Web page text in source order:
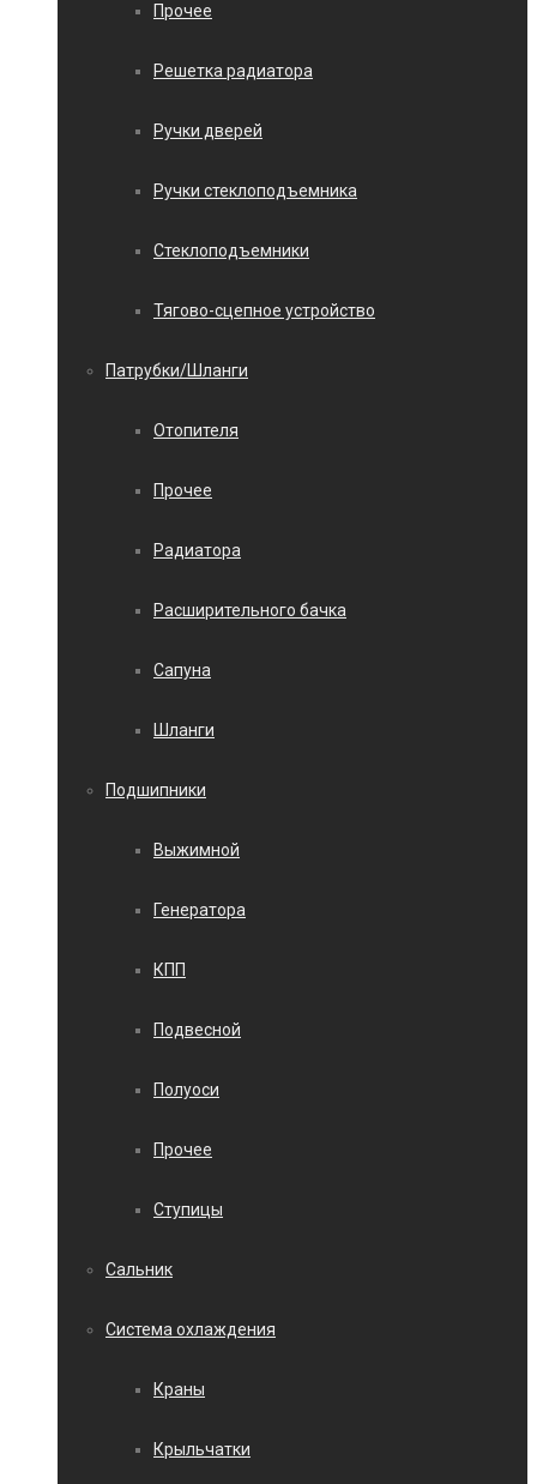
Прочее
Решетка радиатора
Ручки дверей
Ручки стеклоподъемника
Стеклоподъемники
Тягово-сцепное устройство
Патрубки/Шланги
Отопителя
Прочее
Радиатора
Расширительного бачка
Сапуна
Шланги
Подшипники
Выжимной
Генератора
КПП
Подвесной
Полуоси
Прочее
Ступицы
Сальник
Система охлаждения
Краны
Крыльчатки